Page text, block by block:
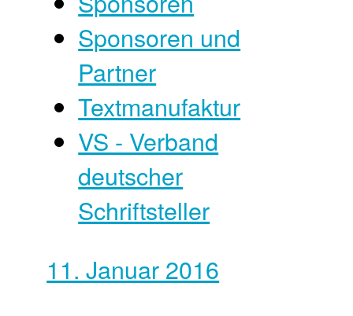
Sponsoren und
Partner
Textmanufaktur
VS - Verband
deutscher
Schriftsteller
11. Januar 2016